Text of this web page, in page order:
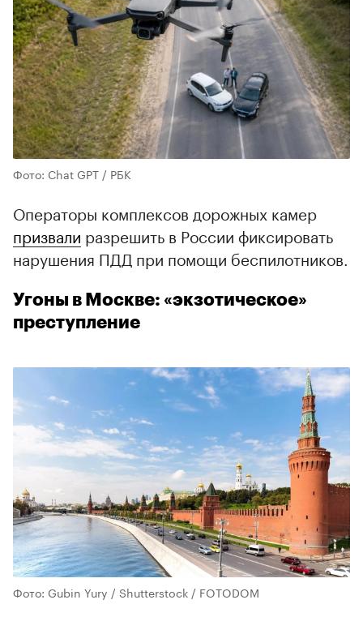
Фото: Chat GPT / РБК
Операторы комплексов дорожных камер
призвали разрешить в России фиксировать
нарушения ПДД при помощи беспилотников.
Угоны в Москве: «экзотическое»
преступление
Фото: Gubin Yury / Shutterstock / FOTODOM